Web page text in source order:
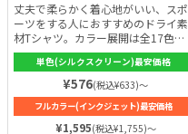
丈夫で柔らかく着心地がいい、スポ
ーツをする人におすすめのドライ素
材Tシャツ。カラー展開は全17色と
豊富です。スポーツTシャツには耐
久性が必要。しかし、耐久性を重視
するほど着心地は悪くなりますがこ
のTシャツは耐久性と着心地の良さ
を両立。使用素材は吸水速乾性に優
れたポリエステル100%。生地の裏
単色(シルクスクリーン)最安価格
¥576(税込¥633)～
フルカラー(インクジェット)最安価格
¥1,595(税込¥1,755)～